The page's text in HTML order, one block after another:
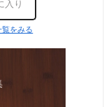
入り
覧をみる